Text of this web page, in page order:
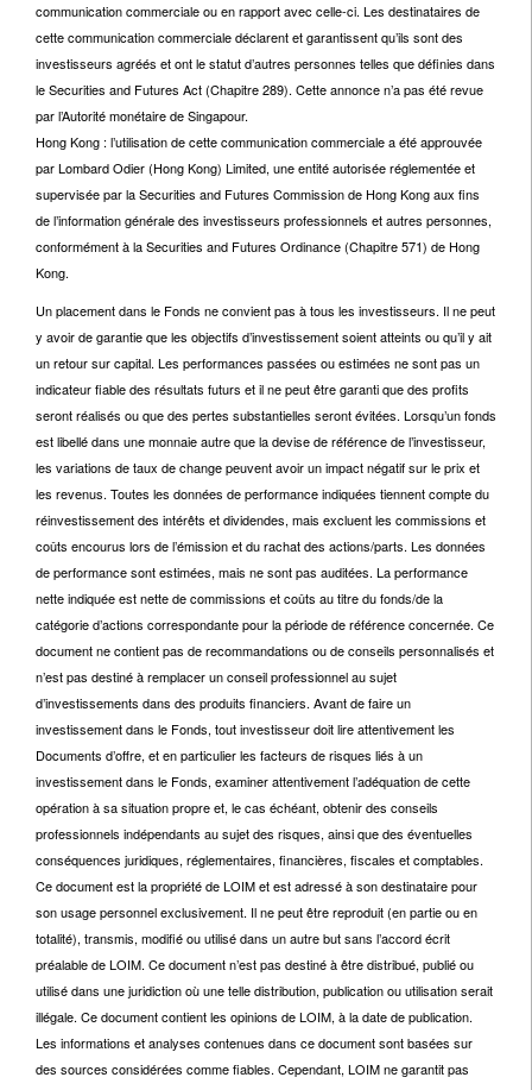
communication commerciale ou en rapport avec celle-ci. Les destinataires de
cette communication commerciale déclarent et garantissent qu’ils sont des
investisseurs agréés et ont le statut d’autres personnes telles que définies dans
le Securities and Futures Act (Chapitre 289). Cette annonce n’a pas été revue
par l’Autorité monétaire de Singapour.
Hong Kong : l’utilisation de cette communication commerciale a été approuvée
par Lombard Odier (Hong Kong) Limited, une entité autorisée réglementée et
supervisée par la Securities and Futures Commission de Hong Kong aux fins
de l’information générale des investisseurs professionnels et autres personnes,
conformément à la Securities and Futures Ordinance (Chapitre 571) de Hong
Kong.
Un placement dans le Fonds ne convient pas à tous les investisseurs. Il ne peut
y avoir de garantie que les objectifs d’investissement soient atteints ou qu’il y ait
un retour sur capital. Les performances passées ou estimées ne sont pas un
indicateur fiable des résultats futurs et il ne peut être garanti que des profits
seront réalisés ou que des pertes substantielles seront évitées. Lorsqu’un fonds
est libellé dans une monnaie autre que la devise de référence de l’investisseur,
les variations de taux de change peuvent avoir un impact négatif sur le prix et
les revenus. Toutes les données de performance indiquées tiennent compte du
réinvestissement des intérêts et dividendes, mais excluent les commissions et
coûts encourus lors de l’émission et du rachat des actions/parts. Les données
de performance sont estimées, mais ne sont pas auditées. La performance
nette indiquée est nette de commissions et coûts au titre du fonds/de la
catégorie d’actions correspondante pour la période de référence concernée. Ce
document ne contient pas de recommandations ou de conseils personnalisés et
n’est pas destiné à remplacer un conseil professionnel au sujet
d’investissements dans des produits financiers. Avant de faire un
investissement dans le Fonds, tout investisseur doit lire attentivement les
Documents d’offre, et en particulier les facteurs de risques liés à un
investissement dans le Fonds, examiner attentivement l’adéquation de cette
opération à sa situation propre et, le cas échéant, obtenir des conseils
professionnels indépendants au sujet des risques, ainsi que des éventuelles
conséquences juridiques, réglementaires, financières, fiscales et comptables.
Ce document est la propriété de LOIM et est adressé à son destinataire pour
son usage personnel exclusivement. Il ne peut être reproduit (en partie ou en
totalité), transmis, modifié ou utilisé dans un autre but sans l’accord écrit
préalable de LOIM. Ce document n’est pas destiné à être distribué, publié ou
utilisé dans une juridiction où une telle distribution, publication ou utilisation serait
illégale. Ce document contient les opinions de LOIM, à la date de publication.
Les informations et analyses contenues dans ce document sont basées sur
des sources considérées comme fiables. Cependant, LOIM ne garantit pas